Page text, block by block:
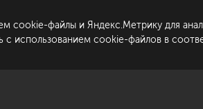
cookie-файлы и Яндекс.Метрику для
с использованием cookie-файлов в